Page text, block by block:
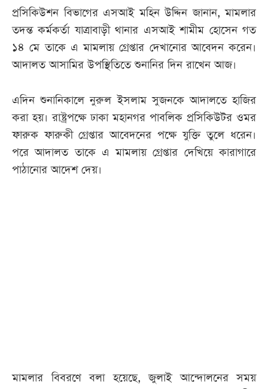
প্রসিকিউশন বিভাগের এসআই মহিন উদ্দিন জানান, মামলার
তদন্ত কর্মকর্তা যাত্রাবাড়ী থানার এসআই শামীম হোসেন গত
১৪ মে তাকে এ মামলায় গ্রেপ্তার দেখানোর আবেদন করেন।
আদালত আসামির উপস্থিতিতে শুনানির দিন রাখেন আজ।
এদিন শুনানিকালে নুরুল ইসলাম সুজনকে আদালতে হাজির
করা হয়। রাষ্ট্রপক্ষে ঢাকা মহানগর পাবলিক প্রসিকিউটর ওমর
ফারুক ফারুকী গ্রেপ্তার আবেদনের পক্ষে যুক্তি তুলে ধরেন।
পরে আদালত তাকে এ মামলায় গ্রেপ্তার দেখিয়ে কারাগারে
পাঠানোর আদেশ দেয়।
মামলার বিবরণে বলা হয়েছে, জুলাই আন্দোলনের সময়